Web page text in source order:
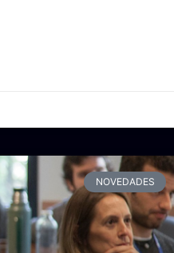
NOVEDADES